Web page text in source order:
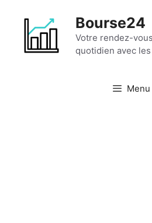
contenu
Bourse24
Votre rendez-
quotidien avec
Menu